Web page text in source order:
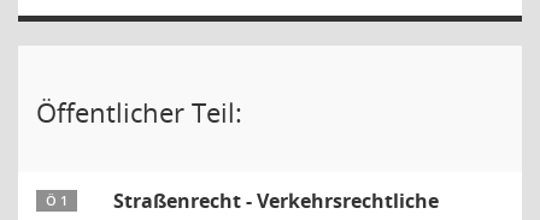
Öffentlicher Teil:
Ö 1
Straßenrecht - Verkehrsrechtliche